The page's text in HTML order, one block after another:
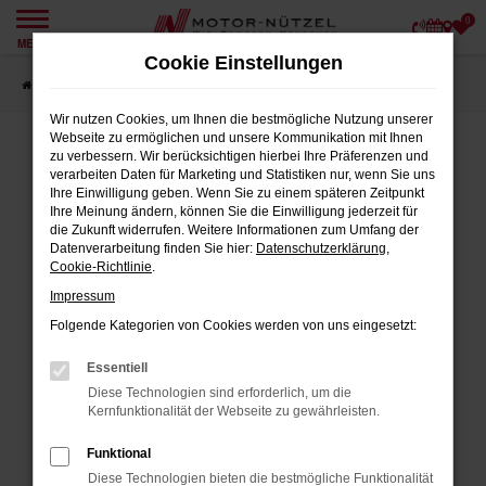
Zum
springen
MENÜ
0
FEHLER: NETWORK ERROR
Beim Laden ist ein Fehler aufgetreten.
Hier sind ein paar Tipps, die dir helfen können:
Überprüfe deine Firewall und deine
Internetverbindung.
Prüfe deine Browsererweiterungen.
können das Laden bestimmter Seiten
Cookie Einstellungen
Wir nutzen Cookies, um Ihnen die bestmögliche Nutzung unserer
Webseite zu ermöglichen und unsere Kommunikation mit Ihnen
zu verbessern. Wir berücksichtigen hierbei Ihre Präferenzen und
verarbeiten Daten für Marketing und Statistiken nur, wenn Sie uns
Ihre Einwilligung geben. Wenn Sie zu einem späteren Zeitpunkt
Ihre Meinung ändern, können Sie die Einwilligung jederzeit für
die Zukunft widerrufen. Weitere Informationen zum Umfang der
Datenverarbeitung finden Sie hier: Datenschutzerklärung,
Cookie-Richtlinie.
Impressum
Folgende Kategorien von Cookies werden von uns eingesetzt:
Essentiell
Diese Technologien sind erforderlich, um die
Kernfunktionalität der Webseite zu gewährleisten.
Funktional
Diese Technologien bieten die bestmögliche Funktionalität